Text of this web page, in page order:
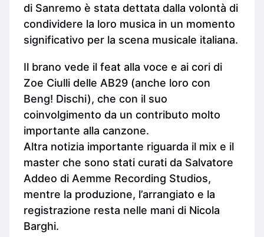
di Sanremo è stata dettata dalla volontà di
condividere la loro musica in un momento
significativo per la scena musicale italiana.
Il brano vede il feat alla voce e ai cori di
Zoe Ciulli delle AB29 (anche loro con
Beng! Dischi), che con il suo
coinvolgimento da un contributo molto
importante alla canzone.
Altra notizia importante riguarda il mix e il
master che sono stati curati da Salvatore
Addeo di Aemme Recording Studios,
mentre la produzione, l’arrangiato e la
registrazione resta nelle mani di Nicola
Barghi.